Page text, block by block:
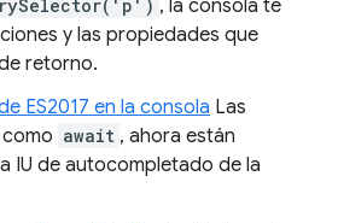
, la consola te
y las propiedades que
retorno.
ES2017 en la consola Las
await , ahora están
IU de autocompletado de la